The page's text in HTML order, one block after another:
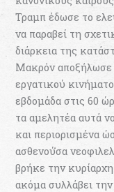
Τραμπ έδωσε το
να παραβεί τη
διάρκεια της
Μακρόν αποξήλωσε
εργατικού
εβδομάδα στις 60
τα αμελητέα αυτά
και περιορισμένα
ασθενούσα
βρήκε την
ακόμα συλλάβει